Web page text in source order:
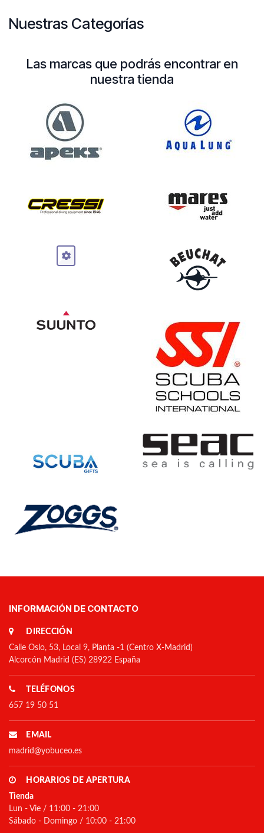
Nuestras Categorías
Las marcas que podrás encontrar en
nuestra tienda
INFORMACIÓN DE CONTACTO
DIRECCIÓN
Calle Oslo, 53, Local 9, Planta -1 (Centro X-Madrid)
Alcorcón Madrid (ES) 28922 España
TELÉFONOS
657 19 50 51
EMAIL
madrid@yobuceo.es
HORARIOS DE APERTURA
Tienda
Lun - Vie / 11:00 - 21:00
Sábado - Domingo / 10:00 - 21:00